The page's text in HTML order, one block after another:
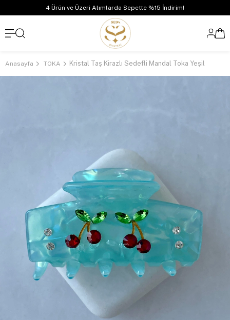
4 Ürün ve Üzeri Alımlarda Sepette %15 İndirim!
Anasayfa TOKA Kristal Taş Kirazlı Sedefli Mandal Toka Yeşil